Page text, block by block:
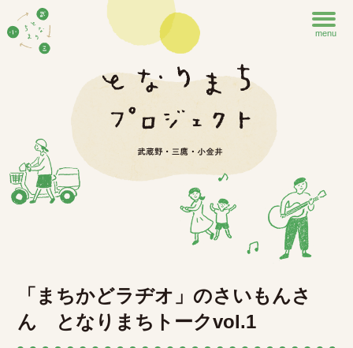
menu
「まちかどラヂオ」のさいもんさ
ん となりまちトークvol.1